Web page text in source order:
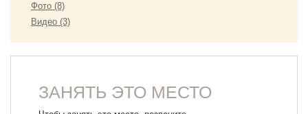
Фото (8)
Видео (3)
ЗАНЯТЬ ЭТО МЕСТО